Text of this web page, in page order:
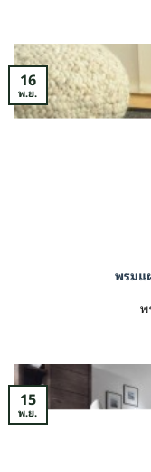
พรมแ
พ
16
พ.ย.
15
พ.ย.